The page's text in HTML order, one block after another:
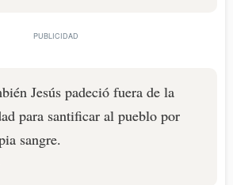
Jesús padeció fuera de la
para santificar al pueblo por
sangre.